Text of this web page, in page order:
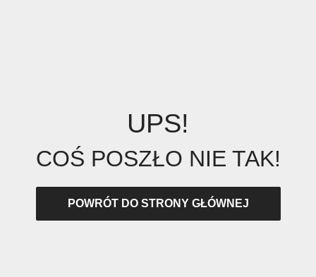
UPS!
COŚ POSZŁO NIE TAK!
POWRÓT DO STRONY GŁÓWNEJ